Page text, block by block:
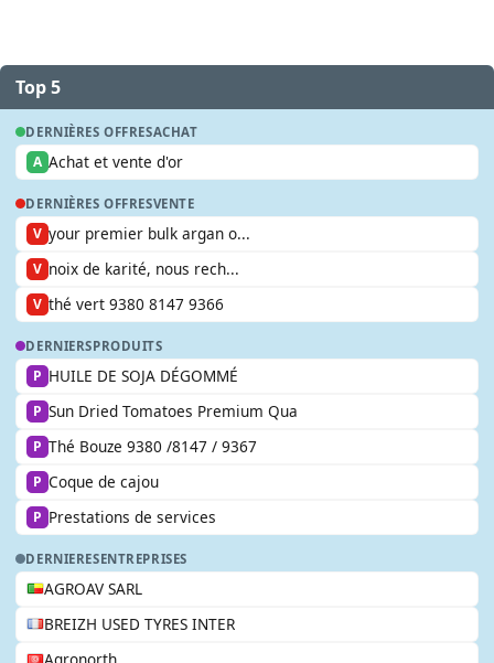
Top 5
DERNIÈRES OFFRESACHAT
A Achat et vente d'or
DERNIÈRES OFFRESVENTE
V your premier bulk argan o...
V noix de karité, nous rech...
V thé vert 9380 8147 9366
DERNIERSPRODUITS
P HUILE DE SOJA DÉGOMMÉ
P Sun Dried Tomatoes Premium Qua
P Thé Bouze 9380 /8147 / 9367
P Coque de cajou
P Prestations de services
DERNIERESENTREPRISES
AGROAV SARL
BREIZH USED TYRES INTER
Agronorth